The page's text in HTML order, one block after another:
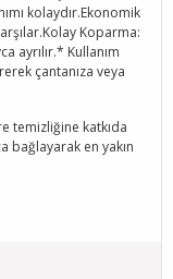
kolaydır.Ekonomik
Koparma:
ayrılır.* Kullanım
çantanıza veya
temizliğine katkıda
bağlayarak en yakın